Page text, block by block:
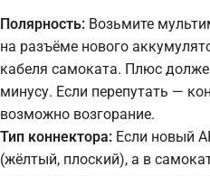
Полярность: Возьмите
на разъёме нового
кабеля самоката. Плюс
минусу. Если перепутать —
возможно возгорание.
Тип коннектора: Если новый
(жёлтый, плоский), а в